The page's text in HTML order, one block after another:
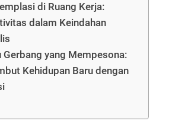
di Ruang Kerja:
dalam Keindahan
Gerbang yang Mempesona:
Kehidupan Baru dengan